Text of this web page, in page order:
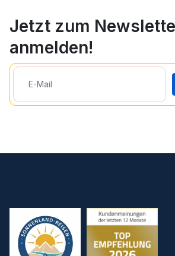
Jetzt zum
anmelden!